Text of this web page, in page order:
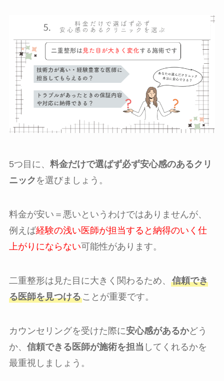
5つ目に、 料金だけで選ばず必ず安心感のあるクリ
ニック を選びましょう。
料金が安い＝悪いというわけではありませんが、
例えば経験の浅い医師が担当すると納得のいく仕
上がりにならない可能性があります。
二重整形は見た目に大きく関わるため、 信頼でき
る医師を見つけることが重要です。
カウンセリングを受けた際に安心感があるかどう
か、 信頼できる医師が施術を担当 してくれるかを
最重視しましょう。